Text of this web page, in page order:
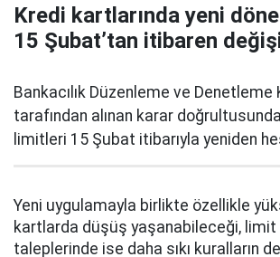
Kredi kartlarında yeni
15 Şubat’tan itibaren
Bankacılık Düzenleme ve Denetleme
tarafından alınan karar
limitleri 15 Şubat itibarıyla yeniden
Yeni uygulamayla birlikte özellikle
kartlarda düşüş yaşanabileceği, limit
taleplerinde ise daha sıkı kuralların